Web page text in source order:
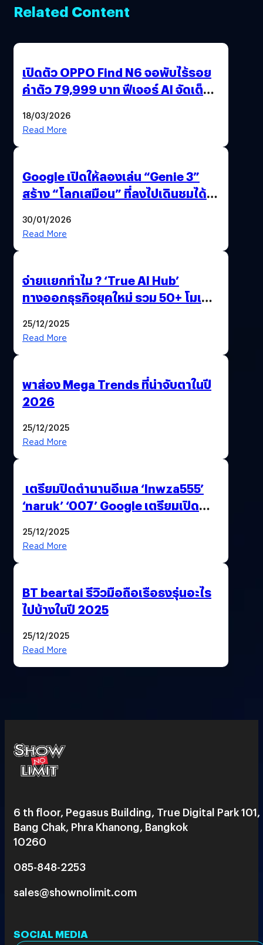
Related Content
เปิดตัว OPPO Find N6 จอพับไร้รอย
ค่าตัว 79,999 บาท ฟีเจอร์ AI จัดเต็ม
18/03/2026
Read More
Google เปิดให้ลองเล่น “Genie 3”
สร้าง “โลกเสมือน” ที่ลงไปเดินชมได้
30/01/2026
Read More
จ่ายแยกทำไม ? ‘True AI Hub’
ทางออกธุรกิจยุคใหม่ รวม 50+ โมเดล
25/12/2025
Read More
พาส่อง Mega Trends ที่น่าจับตาในปี
2026
25/12/2025
Read More
เตรียมปิดตำนานอีเมล ‘lnwza555’
‘naruk’ ‘007’ Google เตรียมเปิด
25/12/2025
Read More
BT beartai รีวิวมือถือเรือธงรุ่นอะไร
ไปบ้างในปี 2025
25/12/2025
Read More
6 th floor, Pegasus Building, True Digital Park 101,
Bang Chak, Phra Khanong, Bangkok
10260
085-848-2253
sales@shownolimit.com
SOCIAL MEDIA